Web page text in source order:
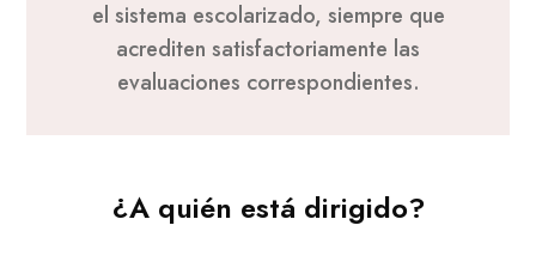
el sistema escolarizado, siempre que
acrediten satisfactoriamente las
evaluaciones correspondientes.
¿A quién está dirigido?